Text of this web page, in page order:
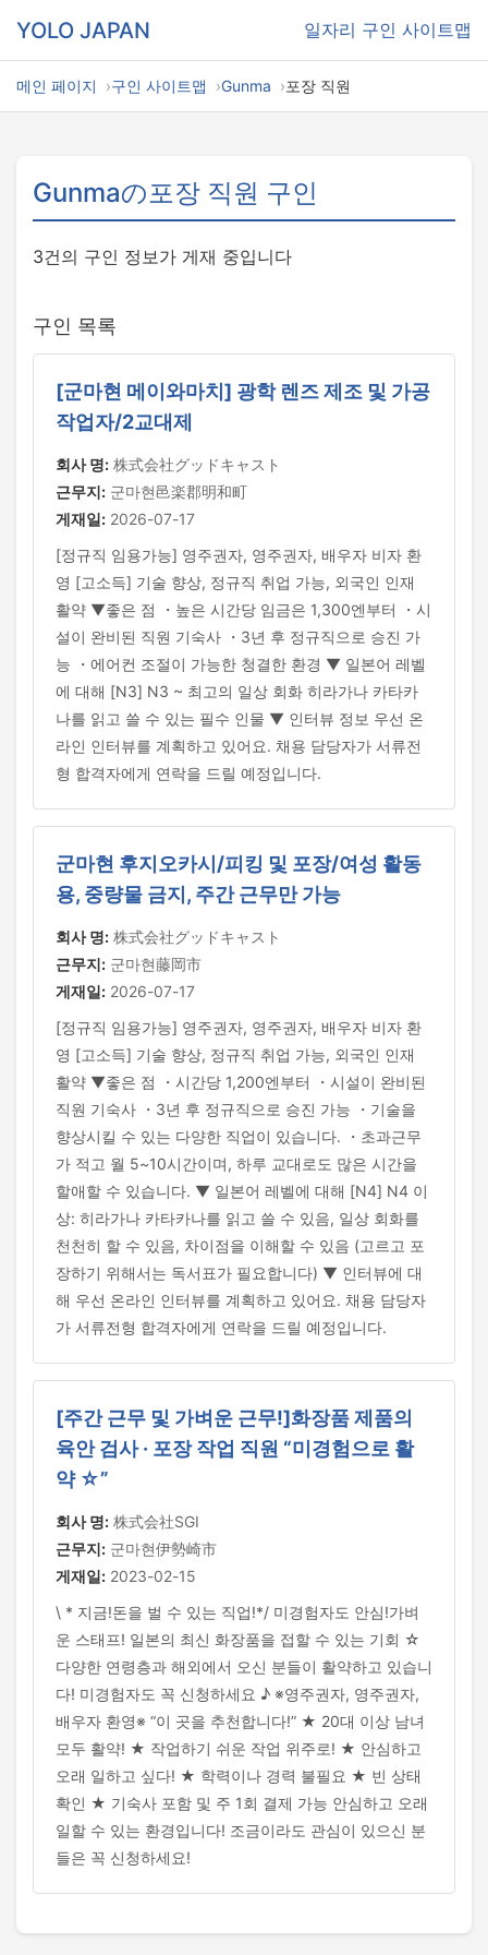
YOLO JAPAN 일자리 구인 사이트맵
메인 페이지 구인 사이트맵 Gunma 포장 직원
Gunmaの포장 직원 구인
3건의 구인 정보가 게재 중입니다
구인 목록
[군마현 메이와마치] 광학 렌즈 제조 및 가공
작업자/2교대제
회사 명: 株式会社グッドキャスト
근무지: 군마현邑楽郡明和町
게재일: 2026-07-17
[정규직 임용가능] 영주권자, 영주권자, 배우자 비자 환
영 [고소득] 기술 향상, 정규직 취업 가능, 외국인 인재
활약 ▼좋은 점 ・높은 시간당 임금은 1,300엔부터 ・시
설이 완비된 직원 기숙사 ・3년 후 정규직으로 승진 가
능 ・에어컨 조절이 가능한 청결한 환경 ▼ 일본어 레벨
에 대해 [N3] N3 ~ 최고의 일상 회화 히라가나 카타카
나를 읽고 쓸 수 있는 필수 인물 ▼ 인터뷰 정보 우선 온
라인 인터뷰를 계획하고 있어요. 채용 담당자가 서류전
형 합격자에게 연락을 드릴 예정입니다.
군마현 후지오카시/피킹 및 포장/여성 활동
용, 중량물 금지, 주간 근무만 가능
회사 명: 株式会社グッドキャスト
근무지: 군마현藤岡市
게재일: 2026-07-17
[정규직 임용가능] 영주권자, 영주권자, 배우자 비자 환
영 [고소득] 기술 향상, 정규직 취업 가능, 외국인 인재
활약 ▼좋은 점 ・시간당 1,200엔부터 ・시설이 완비된
직원 기숙사 ・3년 후 정규직으로 승진 가능 ・기술을
향상시킬 수 있는 다양한 직업이 있습니다. ・초과근무
가 적고 월 5~10시간이며, 하루 교대로도 많은 시간을
할애할 수 있습니다. ▼ 일본어 레벨에 대해 [N4] N4 이
상: 히라가나 카타카나를 읽고 쓸 수 있음, 일상 회화를
천천히 할 수 있음, 차이점을 이해할 수 있음 (고르고 포
장하기 위해서는 독서표가 필요합니다) ▼ 인터뷰에 대
해 우선 온라인 인터뷰를 계획하고 있어요. 채용 담당자
가 서류전형 합격자에게 연락을 드릴 예정입니다.
[주간 근무 및 가벼운 근무!]화장품 제품의
육안 검사 · 포장 작업 직원 “미경험으로 활
약 ☆”
회사 명: 株式会社SGI
근무지: 군마현伊勢崎市
게재일: 2023-02-15
\ * 지금!돈을 벌 수 있는 직업!*/ 미경험자도 안심!가벼
운 스태프! 일본의 최신 화장품을 접할 수 있는 기회 ☆
다양한 연령층과 해외에서 오신 분들이 활약하고 있습니
다! 미경험자도 꼭 신청하세요 ♪ ※영주권자, 영주권자,
배우자 환영※ “이 곳을 추천합니다!” ★ 20대 이상 남녀
모두 활약! ★ 작업하기 쉬운 작업 위주로! ★ 안심하고
오래 일하고 싶다! ★ 학력이나 경력 불필요 ★ 빈 상태
확인 ★ 기숙사 포함 및 주 1회 결제 가능 안심하고 오래
일할 수 있는 환경입니다! 조금이라도 관심이 있으신 분
들은 꼭 신청하세요!